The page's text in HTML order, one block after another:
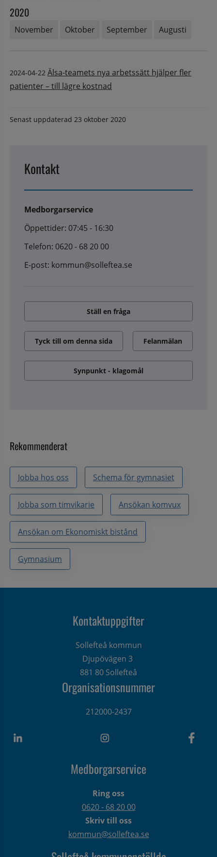
2020
November Oktober September Augusti
2024-04-22 Älsa-teamets nya arbetssätt hjälper fler
patienter – till lägre kostnad
Senast uppdaterad 23 oktober 2020
Kontakt
Medborgarservice
Öppettider: 07:45 - 16:30
Telefon: 0620 - 68 20 00
E-post: kommun@solleftea.se
Ställ en fråga
Tyck till om denna sida Felanmälan
Synpunkt - klagomål
Rekommenderat
Jobba hos oss Schema för gymnasiet
Jobba som timvikarie Ansökan komvux
Ansökan om Ekonomiskt bistånd
Gymnasium
Kontaktuppgifter
Sollefteå kommun
Djupövägen 3
881 80 Sollefteå
Organisationsnummer
212000-2437
Medborgarservice
Ring oss
0620 - 68 20 00
Skriv till oss
kommun@solleftea.se